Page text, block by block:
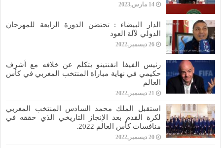
14 مارس,2023
الدار البيضاء : تحتضن الدورة الرابعة للمهرجان
الدولي لآلة العود
26 ديسمبر,2022
رئيس الفيفا انفنتينو يتكلم عن خلافه مع أشرف
حكيمي في نهاية مباراة المنتخب المغربي في كأس
العالم
21 ديسمبر,2022
استقبل الملك محمد السادس المنتخب المغربي
لكرة القدم بعد الإنجاز التاريخي الذي حققه في
منافسات كأس العالم 2022.
20 ديسمبر,2022